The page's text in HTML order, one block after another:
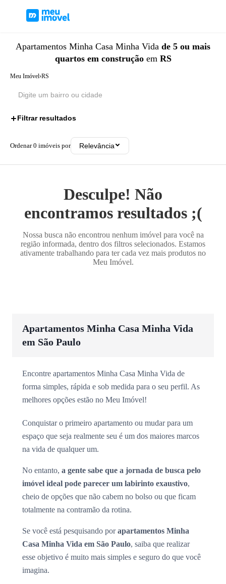
Apartamentos Minha Casa Minha Vida de 5 ou mais
quartos em construção em RS
Meu Imóvel›RS
Filtrar resultados
Ordenar0 imóveis por Relevância
Desculpe! Não
encontramos resultados ;(
Nossa busca não encontrou nenhum imóvel para você na
região informada, dentro dos filtros selecionados. Estamos
ativamente trabalhando para ter cada vez mais produtos no
Meu Imóvel.
Apartamentos Minha Casa Minha Vida
em São Paulo
Encontre apartamentos Minha Casa Minha Vida de
forma simples, rápida e sob medida para o seu perfil. As
melhores opções estão no Meu Imóvel!
Conquistar o primeiro apartamento ou mudar para um
espaço que seja realmente seu é um dos maiores marcos
na vida de qualquer um.
No entanto, a gente sabe que a jornada de busca pelo
imóvel ideal pode parecer um labirinto exaustivo,
cheio de opções que não cabem no bolso ou que ficam
totalmente na contramão da rotina.
Se você está pesquisando porapartamentos Minha
Casa Minha Vida em São Paulo, saiba que realizar
esse objetivo é muito mais simples e seguro do que você
imagina.